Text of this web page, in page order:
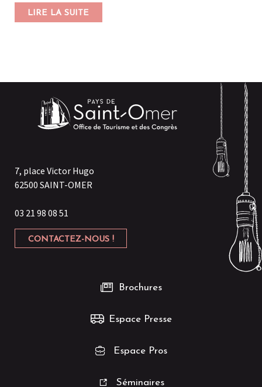
LIRE LA SUITE
7, place Victor Hugo
62500 SAINT-OMER
03 21 98 08 51
CONTACTEZ-NOUS !
Brochures
Espace Presse
Espace Pros
Séminaires